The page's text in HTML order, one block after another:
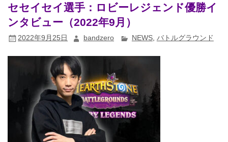
セセイセイ選手：ロビーレジェンド優勝イ
ンタビュー（2022年9月）
2022年9月25日 bandzero NEWS, バトルグラウンド